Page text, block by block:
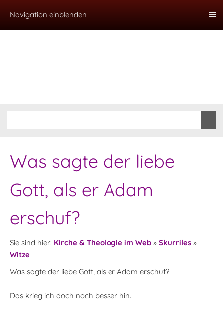
Navigation einblenden
Was sagte der liebe
Gott, als er Adam
erschuf?
Sie sind hier: Kirche & Theologie im Web » Skurriles »
Witze
Was sagte der liebe Gott, als er Adam erschuf?
Das krieg ich doch noch besser hin.